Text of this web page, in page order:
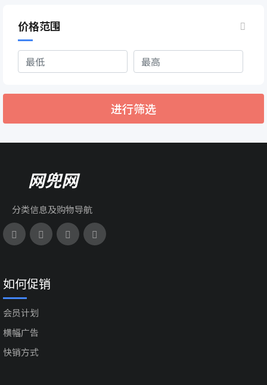
价格范围
进行筛选
网兜网
分类信息及购物导航
如何促销
会员计划
横幅广告
快销方式